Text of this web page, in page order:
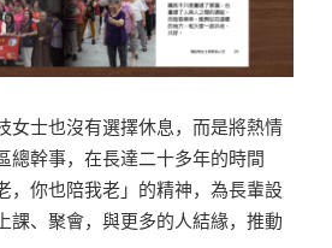
女士也沒有選擇休息，而是將熱情
總幹事，在長達二十多年的時間
，你也陪我老」的精神，為長輩設
課、聚會，與更多的人結緣，推動